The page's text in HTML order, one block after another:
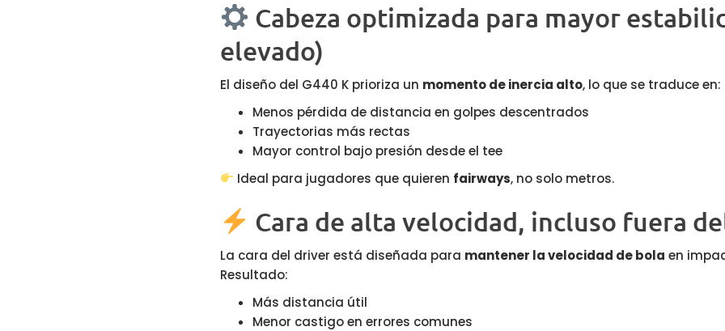
Cabeza optimizada para mayor
elevado)
El diseño del G440 K prioriza un momento de inercia alto, lo que se traduce en:
Menos pérdida de distancia en golpes descentrados
Trayectorias más rectas
Mayor control bajo presión desde el tee
Ideal para jugadores que quieren fairways, no solo metros.
Cara de alta velocidad, incluso fuera
La cara del driver está diseñada para mantener la velocidad de bola en
Resultado:
Más distancia útil
Menor castigo en errores comunes